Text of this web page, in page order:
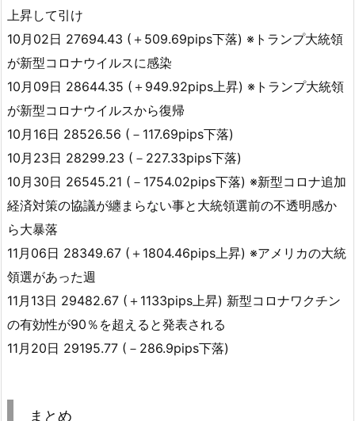
上昇して引け
10月02日 27694.43 (＋509.69pips下落) ※トランプ大統領
が新型コロナウイルスに感染
10月09日 28644.35 (＋949.92pips上昇) ※トランプ大統領
が新型コロナウイルスから復帰
10月16日 28526.56 (－117.69pips下落)
10月23日 28299.23 (－227.33pips下落)
10月30日 26545.21 (－1754.02pips下落) ※新型コロナ追加
経済対策の協議が纏まらない事と大統領選前の不透明感か
ら大暴落
11月06日 28349.67 (＋1804.46pips上昇) ※アメリカの大統
領選があった週
11月13日 29482.67 (＋1133pips上昇) 新型コロナワクチン
の有効性が90％を超えると発表される
11月20日 29195.77 (－286.9pips下落)
まとめ